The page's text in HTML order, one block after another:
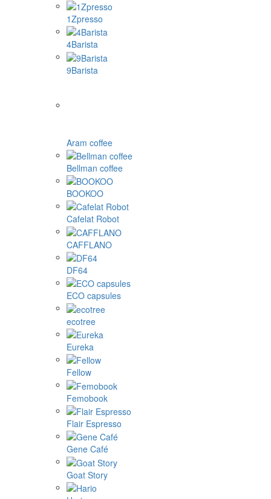
1Zpresso
4Barista
9Barista
Aram coffee
Bellman coffee
BOOKOO
Cafelat Robot
CAFFLANO
DF64
ECO capsules
ecotree
Eureka
Fellow
Femobook
Flair Espresso
Gene Café
Goat Story